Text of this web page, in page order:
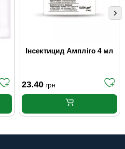
Інсектицид Ампліго 4 мл
23.40 грн